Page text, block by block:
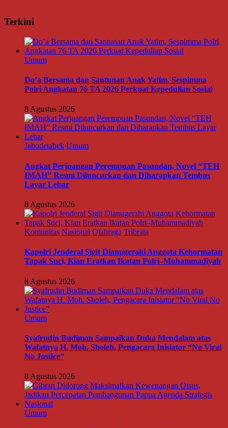
Terkini
Umum
Do’a Bersama dan Santunan Anak Yatim, Sespimma
Polri Angkatan 76 TA 2026 Perkuat Kepedulian Sosial
8 Agustus 2026
Jabodetabek Umum
Angkat Perjuangan Perempuan Pasundan, Novel “TEH
IMAH” Resmi Diluncurkan dan Diharapkan Tembus
Layar Lebar
8 Agustus 2026
Komunitas Nasional Olahraga Tribrata
Kapolri Jenderal Sigit Dianugerahi Anggota Kehormatan
Tapak Suci, Kian Eratkan Ikatan Polri–Muhammadiyah
8 Agustus 2026
Umum
Syafrudin Budiman Sampaikan Duka Mendalam atas
Wafatnya H. Moh. Sholeh, Pengacara Inisiator “No Viral
No Justice”
8 Agustus 2026
Umum